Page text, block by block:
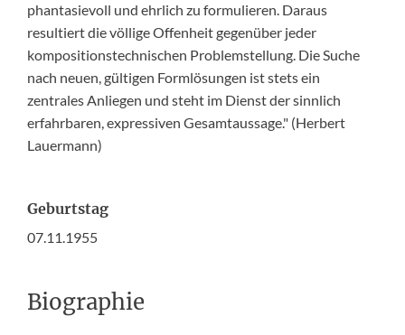
phantasievoll und ehrlich zu formulieren. Daraus
resultiert die völlige Offenheit gegenüber jeder
kompositionstechnischen Problemstellung. Die Suche
nach neuen, gültigen Formlösungen ist stets ein
zentrales Anliegen und steht im Dienst der sinnlich
erfahrbaren, expressiven Gesamtaussage." (Herbert
Lauermann)
Geburtstag
07.11.1955
Biographie